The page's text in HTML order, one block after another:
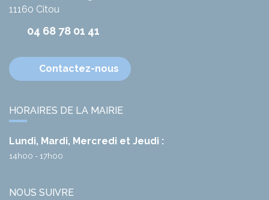
11160 Citou
04 68 78 01 41
Contactez-nous
HORAIRES DE LA MAIRIE
Lundi, Mardi, Mercredi et Jeudi :
14h00 - 17h00
NOUS SUIVRE